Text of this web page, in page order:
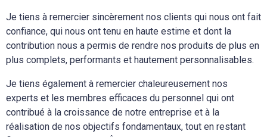
Je tiens à remercier sincèrement nos clients qui nous ont fait
confiance, qui nous ont tenu en haute estime et dont la
contribution nous a permis de rendre nos produits de plus en
plus complets, performants et hautement personnalisables.
Je tiens également à remercier chaleureusement nos
experts et les membres efficaces du personnel qui ont
contribué à la croissance de notre entreprise et à la
réalisation de nos objectifs fondamentaux, tout en restant